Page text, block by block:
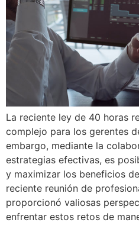
La reciente ley de 40 horas
complejo para los gerentes
embargo, mediante la
estrategias efectivas, es
y maximizar los beneficios
reciente reunión de
proporcionó valiosas
enfrentar estos retos de